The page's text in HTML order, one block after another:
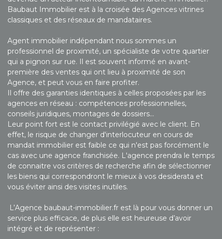
Baubaut Immobilier est à la croisée des Agences vitrines
classiques et des réseaux de mandataires.
Agent immobilier indépendant nous sommes un
professionnel de proximité, un spécialiste de votre quartier
qui a pignon sur rue. Il est souvent informé en avant-
première des ventes qui ont lieu à proximité de son
Agence, et peut vous en faire profiter.
Il offre des garanties identiques à celles proposées par les
agences en réseau : compétences professionnelles,
conseils juridiques, montages de dossiers…
Leur point fort est le contact privilégié avec le client. En
effet, le risque de changer d'interlocuteur en cours de
mandat immobilier est faible ce qui n'est pas forcément le
cas avec une agence franchisée. L'agence prendra le temps
de connaitre vos critères de recherche afin de sélectionner
les biens qui correspondront le mieux à vos desiderata et
vous éviter ainsi des visites inutiles.
L’Agence baubaut-immobilier.fr est là pour vous donner un
service plus efficace, de plus elle est heureuse d’avoir
intégré et de représenter :